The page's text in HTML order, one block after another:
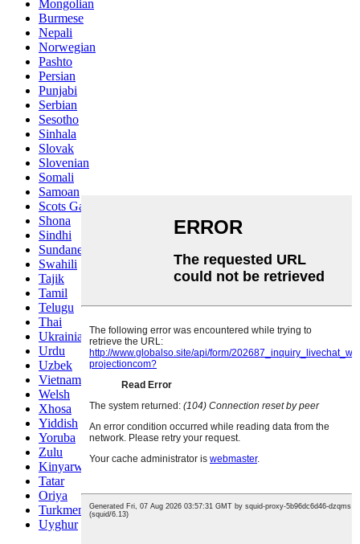
Mongolian
Burmese
Nepali
Norwegian
Pashto
Persian
Punjabi
Serbian
Sesotho
Sinhala
Slovak
Slovenian
Somali
Samoan
Scots Gaelic
Shona
Sindhi
Sundanese
Swahili
Tajik
Tamil
Telugu
Thai
Ukrainian
Urdu
Uzbek
Vietnamese
Welsh
Xhosa
Yiddish
Yoruba
Zulu
Kinyarwanda
Tatar
Oriya
Turkmen
Uyghur